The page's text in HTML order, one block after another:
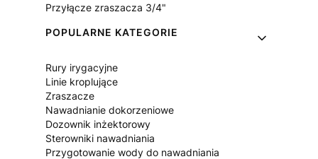
Przyłącze zraszacza 3/4"
POPULARNE KATEGORIE
Rury irygacyjne
Linie kroplujące
Zraszacze
Nawadnianie dokorzeniowe
Dozownik inżektorowy
Sterowniki nawadniania
Przygotowanie wody do nawadniania